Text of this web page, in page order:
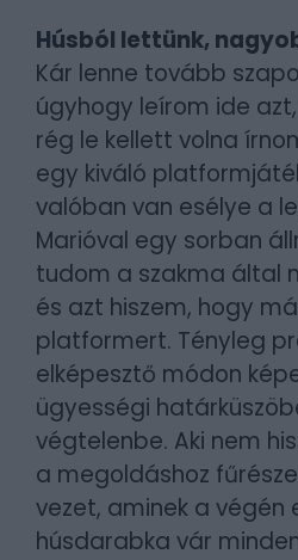
Húsból lettünk,
Kár lenne tovább
úgyhogy leírom ide
rég le kellett volna
egy kiváló
valóban van esélye a
Marióval egy sorban
tudom a szakma által
és azt hiszem, hogy
platformert. Tényleg
elképesztő módon
ügyességi
végtelenbe. Aki nem
a megoldáshoz
vezet, aminek a végén
húsdarabka vár